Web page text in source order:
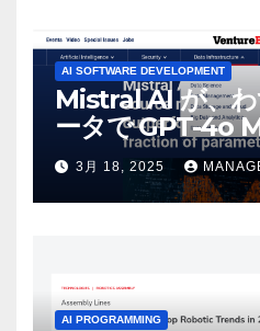
AI SOFTWARE DEVELOPMENT
Mistral AI が、
ータで GPT-4o
しいオープンソ
リース |
3月 18, 2025
AI PROGRAMMING